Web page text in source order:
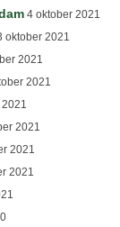
4 oktober 2021
oktober 2021
2021
2021
2021
2021
2021